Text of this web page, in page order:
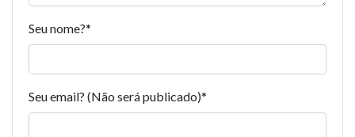
Seu nome?*
Seu email? (Não será publicado)*